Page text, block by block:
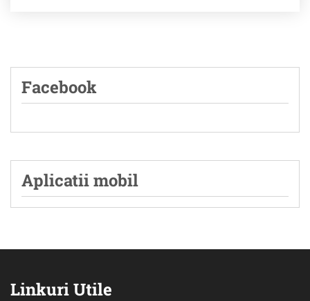
Facebook
Aplicatii mobil
Linkuri Utile